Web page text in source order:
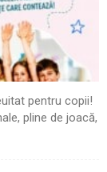
pentru copii!
pline de joacă,